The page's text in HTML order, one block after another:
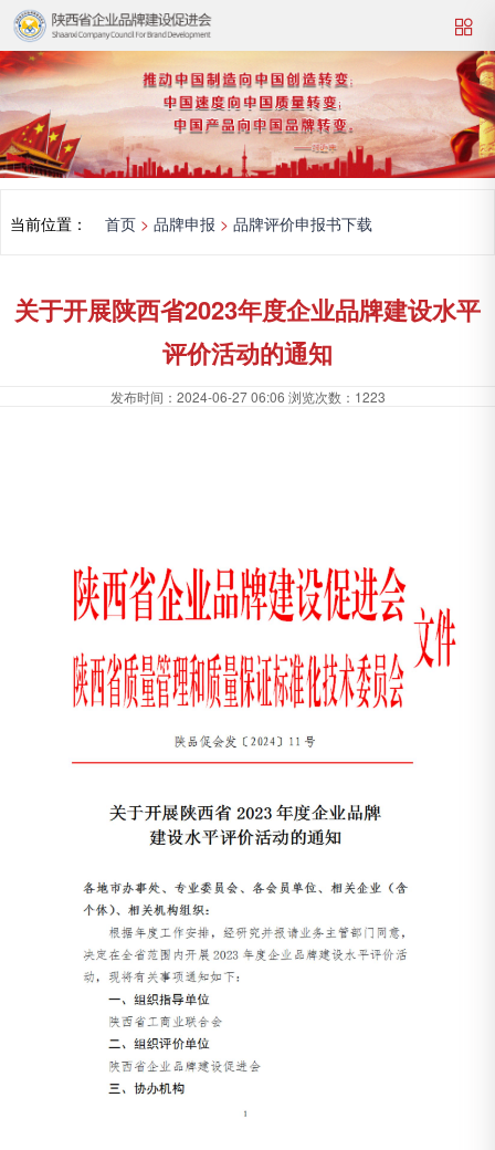
当前位置： 首页 > 品牌申报 > 品牌评价申报书下载
关于开展陕西省2023年度企业品牌建设水平
评价活动的通知
发布时间： 2024-06-27 06:06 浏览次数： 1223